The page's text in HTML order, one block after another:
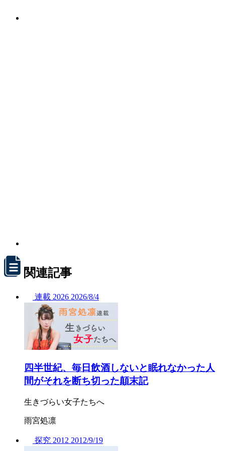
関連記事
連載 2026 2026/8/4
四半世紀、毎日飲酒しないと眠れなかった人
間がそれを断ち切った顛末記
生きづらい女子たちへ
雨宮処凛
探究 2012 2012/9/19